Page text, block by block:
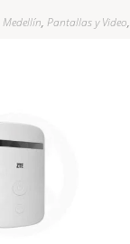
Medellín, Pantallas y Video,